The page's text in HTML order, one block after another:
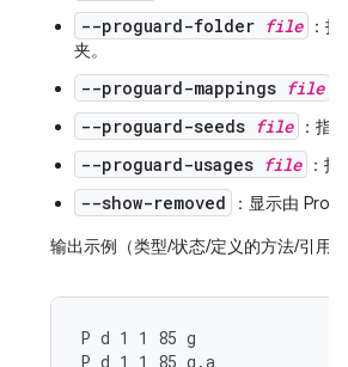
--proguard-folder file
：
夹。
--proguard-mappings file
--proguard-seeds file ：指
--proguard-usages file ：
--show-removed
：显示由
输出示例（类型/状态/定义的方法/引用
P d 1 1 85 g
P d 1 1 85 g.a